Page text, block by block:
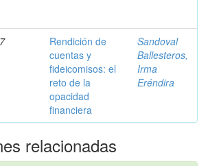
Rendición de
cuentas y
fideicomisos: el
reto de la
opacidad
financiera
Sandoval
Ballesteros,
Irma
Eréndira
relacionadas